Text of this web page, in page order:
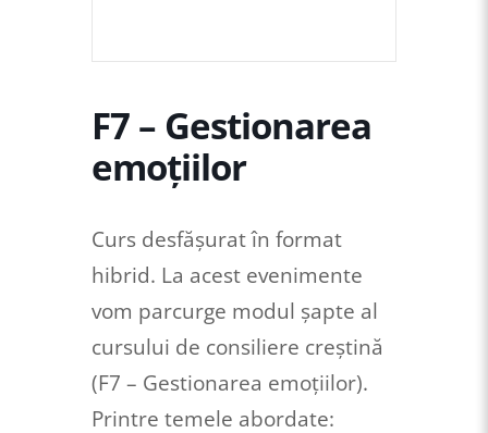
F7 – Gestionarea
emoțiilor
Curs desfășurat în format
hibrid. La acest evenimente
vom parcurge modul șapte al
cursului de consiliere creștină
(F7 – Gestionarea emoțiilor).
Printre temele abordate: